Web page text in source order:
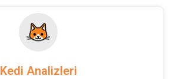
Kedi Analizleri